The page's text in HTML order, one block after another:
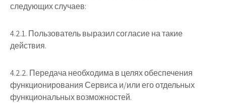
следующих случаев:
4.2.1. Пользователь выразил согласие на такие
действия.
4.2.2. Передача необходима в целях обеспечения
функционирования Сервиса и/или его отдельных
функциональных возможностей.